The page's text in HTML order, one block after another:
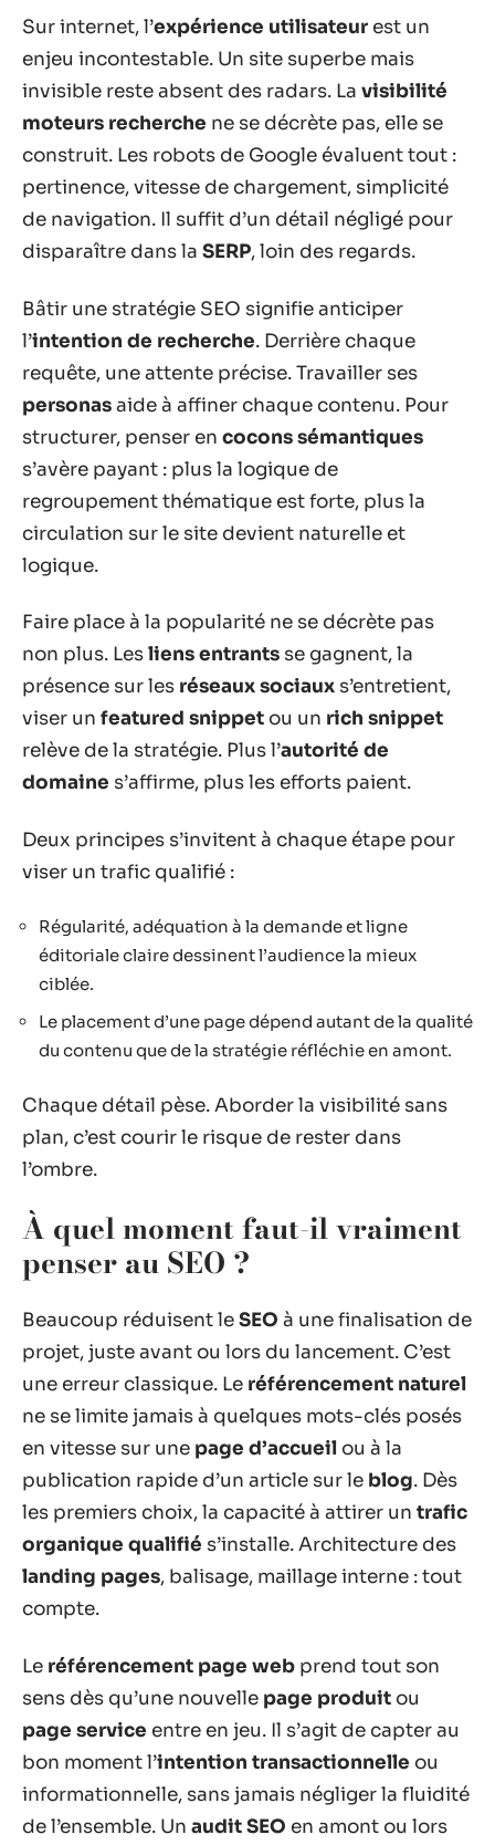
Sur internet, l’expérience utilisateur est un
enjeu incontestable. Un site superbe mais
invisible reste absent des radars. La visibilité
moteurs recherche ne se décrète pas, elle se
construit. Les robots de Google évaluent tout :
pertinence, vitesse de chargement, simplicité
de navigation. Il suffit d’un détail négligé pour
disparaître dans la SERP, loin des regards.
Bâtir une stratégie SEO signifie anticiper
l’intention de recherche. Derrière chaque
requête, une attente précise. Travailler ses
personasaide à affiner chaque contenu. Pour
structurer, penser en cocons sémantiques
s’avère payant : plus la logique de
regroupement thématique est forte, plus la
circulation sur le site devient naturelle et
logique.
Faire place à la popularité ne se décrète pas
non plus. Lesliens entrants se gagnent, la
présence sur les réseaux sociaux s’entretient,
viser un featured snippet ou un rich snippet
relève de la stratégie. Plus l’autorité de
domaine s’affirme, plus les efforts paient.
Deux principes s’invitent à chaque étape pour
viser un trafic qualifié :
Régularité, adéquation à la demande et ligne
éditoriale claire dessinent l’audience la mieux
ciblée.
Le placement d’une page dépend autant de la qualité
du contenu que de la stratégie réfléchie en amont.
Chaque détail pèse. Aborder la visibilité sans
plan, c’est courir le risque de rester dans
l’ombre.
À quel moment faut-il vraiment
penser au SEO ?
Beaucoup réduisent leSEO à une finalisation de
projet, juste avant ou lors du lancement. C’est
une erreur classique. Le référencement naturel
ne se limite jamais à quelques mots-clés posés
en vitesse sur une page d’accueil ou à la
publication rapide d’un article sur le blog. Dès
les premiers choix, la capacité à attirer un trafic
organique qualifié s’installe. Architecture des
landing pages, balisage, maillage interne : tout
compte.
Le référencement page web prend tout son
sens dès qu’une nouvelle page produit ou
page service entre en jeu. Il s’agit de capter au
bon moment l’intention transactionnelle ou
informationnelle, sans jamais négliger la fluidité
de l’ensemble. Un audit SEO en amont ou lors